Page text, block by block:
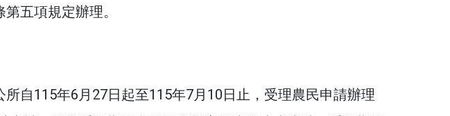
五項規定辦理。
自115年6月27日起至115年7月10日止，受理農民申請辦理